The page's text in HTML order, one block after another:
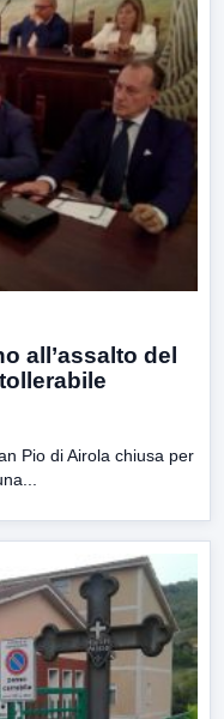
all’assalto del
Pio di Airola chiusa per